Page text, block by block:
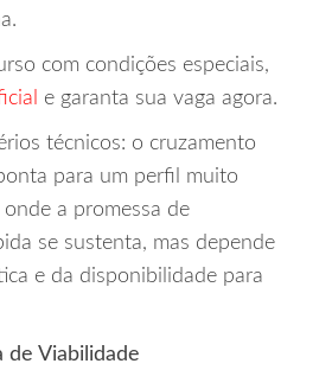
com condições especiais,
e garanta sua vaga agora.
técnicos: o cruzamento
para um perfil muito
a promessa de
se sustenta, mas depende
e da disponibilidade para
de Viabilidade